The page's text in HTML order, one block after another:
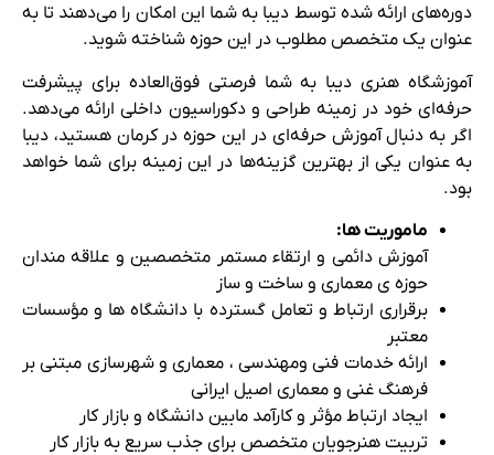
دوره‌های ارائه شده توسط دیبا به شما این امکان را می‌دهند تا به
عنوان یک متخصص مطلوب در این حوزه شناخته شوید.
آموزشگاه هنری دیبا به شما فرصتی فوق‌العاده برای پیشرفت
حرفه‌ای خود در زمینه طراحی و دکوراسیون داخلی ارائه می‌دهد.
اگر به دنبال آموزش حرفه‌ای در این حوزه در کرمان هستید، دیبا
به عنوان یکی از بهترین گزینه‌ها در این زمینه برای شما خواهد
بود.
ماموریت ها:
آموزش دائمی و ارتقاء مستمر متخصصین و علاقه مندان
حوزه ی معماری و ساخت و ساز
برقراری ارتباط و تعامل گسترده با دانشگاه ها و مؤسسات
معتبر
ارائه خدمات فنی ومهندسی ، معماری و شهرسازی مبتنی بر
فرهنگ غنی و معماری اصیل ایرانی
ایجاد ارتباط مؤثر و کارآمد مابین دانشگاه و بازار کار
تربیت هنرجویان متخصص برای جذب سریع به بازار کار